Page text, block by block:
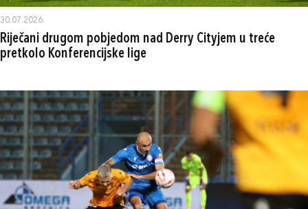
30.07.2026.
Riječani drugom pobjedom nad Derry Cityjem u treće
pretkolo Konferencijske lige